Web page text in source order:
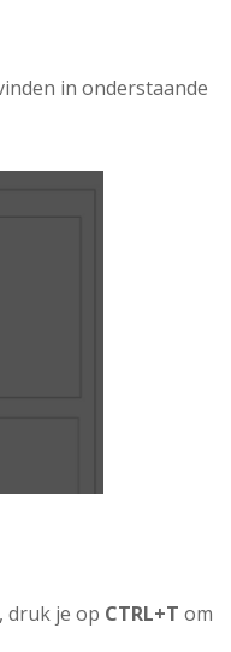
in onderstaande
druk je op CTRL+T om